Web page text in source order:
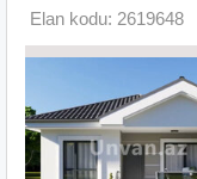
Elan kodu: 2619648